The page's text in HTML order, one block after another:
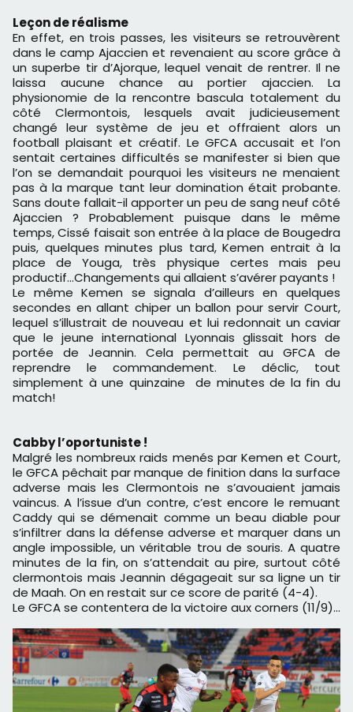
Leçon de réalisme
En effet, en trois passes, les visiteurs se retrouvèrent
dans le camp Ajaccien et revenaient au score grâce à
un superbe tir d’Ajorque, lequel venait de rentrer. Il ne
laissa aucune chance au portier ajaccien. La
physionomie de la rencontre bascula totalement du
côté Clermontois, lesquels avait judicieusement
changé leur système de jeu et offraient alors un
football plaisant et créatif. Le GFCA accusait et l’on
sentait certaines difficultés se manifester si bien que
l’on se demandait pourquoi les visiteurs ne menaient
pas à la marque tant leur domination était probante.
Sans doute fallait-il apporter un peu de sang neuf côté
Ajaccien ? Probablement puisque dans le même
temps, Cissé faisait son entrée à la place de Bougedra
puis, quelques minutes plus tard, Kemen entrait à la
place de Youga, très physique certes mais peu
productif…Changements qui allaient s’avérer payants !
Le même Kemen se signala d’ailleurs en quelques
secondes en allant chiper un ballon pour servir Court,
lequel s’illustrait de nouveau et lui redonnait un caviar
que le jeune international Lyonnais glissait hors de
portée de Jeannin. Cela permettait au GFCA de
reprendre le commandement. Le déclic, tout
simplement à une quinzaine de minutes de la fin du
match!
Cabby l’oportuniste !
Malgré les nombreux raids menés par Kemen et Court,
le GFCA pêchait par manque de finition dans la surface
adverse mais les Clermontois ne s’avouaient jamais
vaincus. A l’issue d’un contre, c’est encore le remuant
Caddy qui se démenait comme un beau diable pour
s’infiltrer dans la défense adverse et marquer dans un
angle impossible, un véritable trou de souris. A quatre
minutes de la fin, on s’attendait au pire, surtout côté
clermontois mais Jeannin dégageait sur sa ligne un tir
de Maah. On en restait sur ce score de parité (4-4).
Le GFCA se contentera de la victoire aux corners (11/9)…